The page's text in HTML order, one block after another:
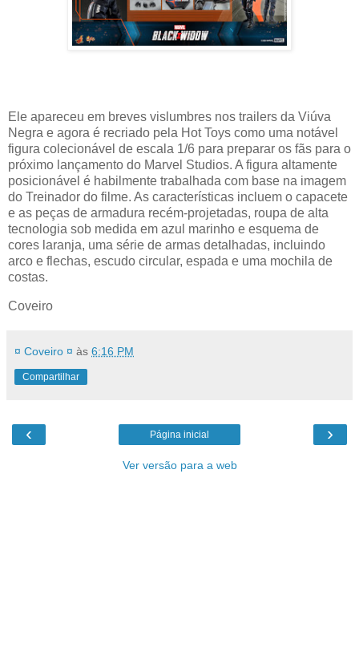
Ele apareceu em breves vislumbres nos trailers da Viúva
Negra e agora é recriado pela Hot Toys como uma notável
figura colecionável de escala 1/6 para preparar os fãs para o
próximo lançamento do Marvel Studios. A figura altamente
posicionável é habilmente trabalhada com base na imagem
do Treinador do filme. As características incluem o capacete
e as peças de armadura recém-projetadas, roupa de alta
tecnologia sob medida em azul marinho e esquema de
cores laranja, uma série de armas detalhadas, incluindo
arco e flechas, escudo circular, espada e uma mochila de
costas.
Coveiro
¤ Coveiro ¤ às 6:16 PM
Compartilhar
‹ ›
Página inicial
Ver versão para a web